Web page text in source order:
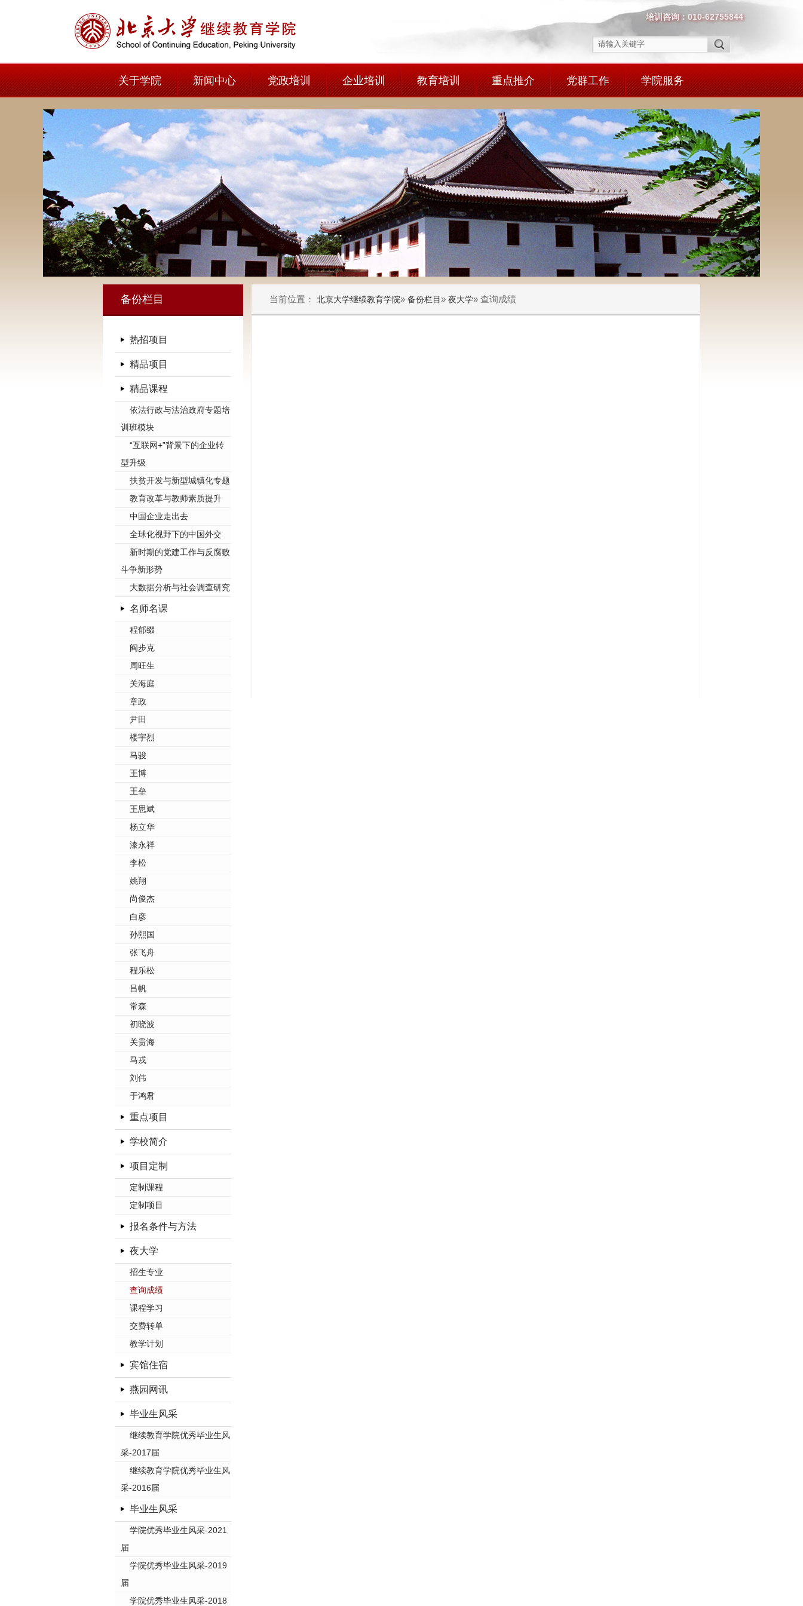
培训咨询：010-62755844
关于学院 新闻中心 党政培训 企业培训 教育培训 重点推介 党群工作 学院服务
备份栏目
热招项目
精品项目
精品课程
依法行政与法治政府专题培
训班模块
“互联网+”背景下的企业转
型升级
扶贫开发与新型城镇化专题
教育改革与教师素质提升
中国企业走出去
全球化视野下的中国外交
新时期的党建工作与反腐败
斗争新形势
大数据分析与社会调查研究
名师名课
程郁缀
阎步克
周旺生
关海庭
章政
尹田
楼宇烈
马骏
王博
王垒
王思斌
杨立华
漆永祥
李松
姚翔
尚俊杰
白彦
孙熙国
张飞舟
程乐松
吕帆
常森
初晓波
关贵海
马戎
刘伟
于鸿君
重点项目
学校简介
项目定制
定制课程
定制项目
报名条件与方法
夜大学
招生专业
查询成绩
课程学习
交费转单
教学计划
宾馆住宿
燕园网讯
毕业生风采
继续教育学院优秀毕业生风
采-2017届
继续教育学院优秀毕业生风
采-2016届
毕业生风采
学院优秀毕业生风采-2021
届
学院优秀毕业生风采-2019
届
学院优秀毕业生风采-2018
当前位置： 北京大学继续教育学院» 备份栏目» 夜大学» 查询成绩